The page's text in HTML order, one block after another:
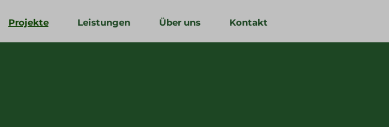
Projekte Leistungen Über uns Kontakt